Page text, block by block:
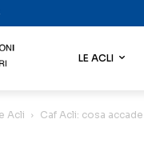
LE ACLI
Acli Caf Acli: cosa